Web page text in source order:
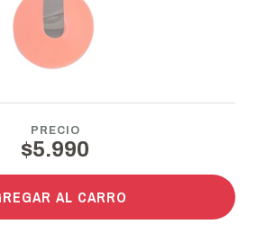
PRECIO
$5.990
AL CARRO